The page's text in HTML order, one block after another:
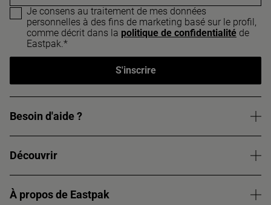
Je consens au traitement de mes données
personnelles à des fins de marketing basé sur le profil,
comme décrit dans la politique de confidentialité de
Eastpak.*
S'inscrire
Besoin d'aide ?
Découvrir
À propos de Eastpak